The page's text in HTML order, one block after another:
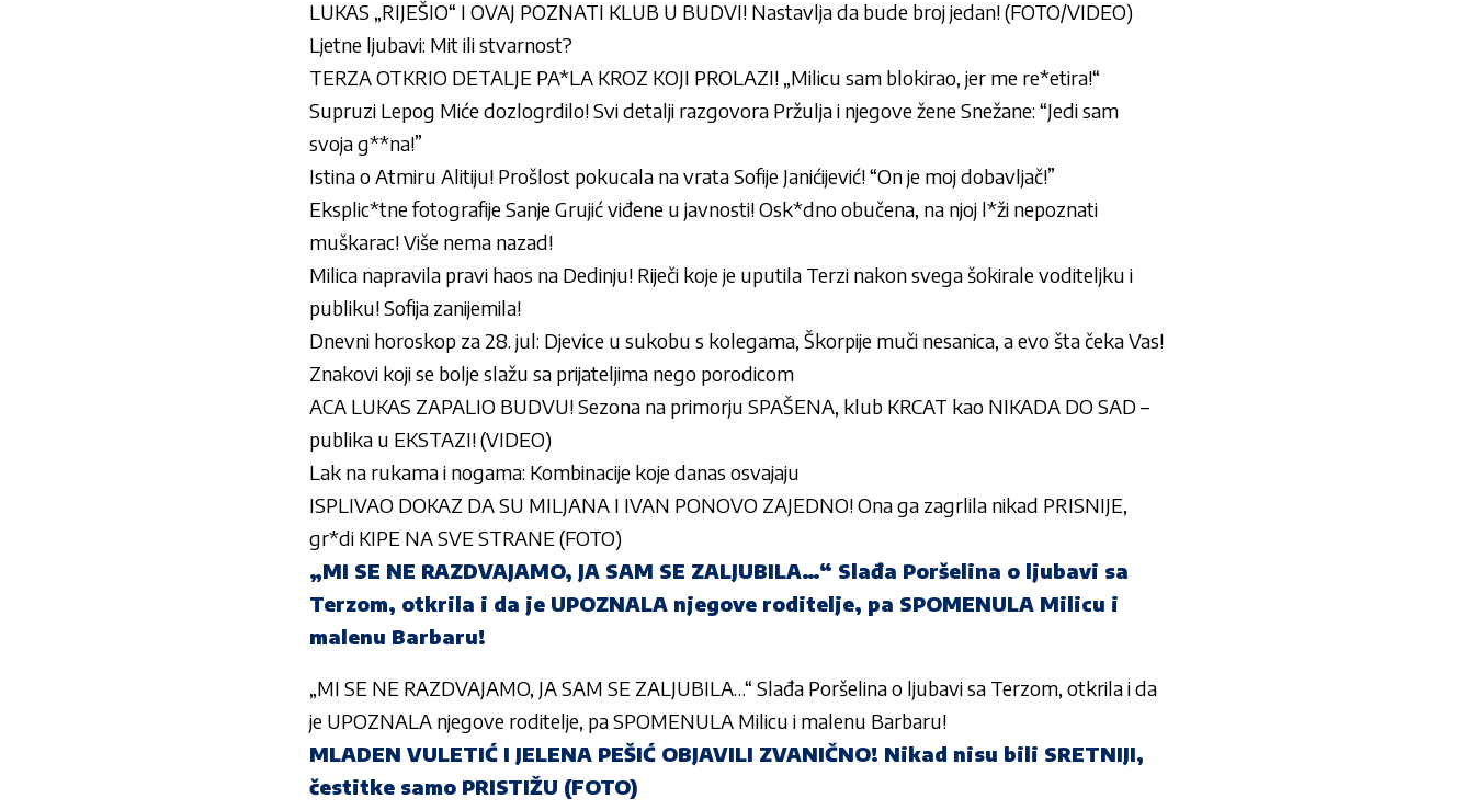
LUKAS „RIJEŠIO“ I OVAJ POZNATI KLUB U BUDVI! Nastavlja da bude broj jedan! (FOTO/VIDEO)
Ljetne ljubavi: Mit ili stvarnost?
TERZA OTKRIO DETALJE PA*LA KROZ KOJI PROLAZI! „Milicu sam blokirao, jer me re*etira!“
Supruzi Lepog Miće dozlogrdilo! Svi detalji razgovora Pržulja i njegove žene Snežane: “Jedi sam
svoja g**na!”
Istina o Atmiru Alitiju! Prošlost pokucala na vrata Sofije Janićijević! “On je moj dobavljač!”
Eksplic*tne fotografije Sanje Grujić viđene u javnosti! Osk*dno obučena, na njoj l*ži nepoznati
muškarac! Više nema nazad!
Milica napravila pravi haos na Dedinju! Riječi koje je uputila Terzi nakon svega šokirale voditeljku i
publiku! Sofija zanijemila!
Dnevni horoskop za 28. jul: Djevice u sukobu s kolegama, Škorpije muči nesanica, a evo šta čeka Vas!
Znakovi koji se bolje slažu sa prijateljima nego porodicom
ACA LUKAS ZAPALIO BUDVU! Sezona na primorju SPAŠENA, klub KRCAT kao NIKADA DO SAD –
publika u EKSTAZI! (VIDEO)
Lak na rukama i nogama: Kombinacije koje danas osvajaju
ISPLIVAO DOKAZ DA SU MILJANA I IVAN PONOVO ZAJEDNO! Ona ga zagrlila nikad PRISNIJE,
gr*di KIPE NA SVE STRANE (FOTO)
„MI SE NE RAZDVAJAMO, JA SAM SE ZALJUBILA…“ Slađa Poršelina o ljubavi sa
Terzom, otkrila i da je UPOZNALA njegove roditelje, pa SPOMENULA Milicu i
malenu Barbaru!
„MI SE NE RAZDVAJAMO, JA SAM SE ZALJUBILA…“ Slađa Poršelina o ljubavi sa Terzom, otkrila i da
je UPOZNALA njegove roditelje, pa SPOMENULA Milicu i malenu Barbaru!
MLADEN VULETIĆ I JELENA PEŠIĆ OBJAVILI ZVANIČNO! Nikad nisu bili SRETNIJI,
čestitke samo PRISTIŽU (FOTO)